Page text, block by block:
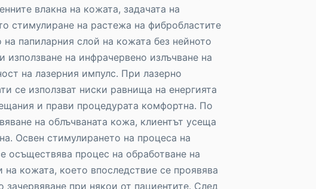
влакна на кожата, задачата на
стимулиране на растежа на фибробластите
папиларния слой на кожата без нейното
на инфрачервено излъчване на
на лазерния импулс. При лазерно
се използват ниски равнища на енергията
и прави процедурата комфортна. По
на облъчваната кожа, клиентът усеща
Освен стимулирането на процеса на
осъществява процес на обработване на
кожата, което впоследствие се проявява
при някои от пациентите. След